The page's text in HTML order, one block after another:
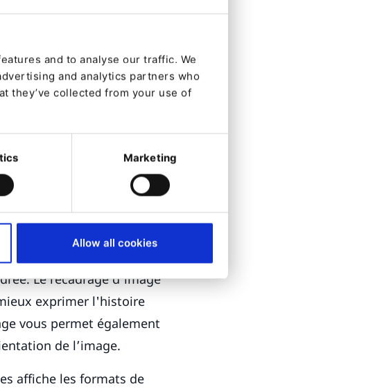
and to analyse our traffic. We
and analytics partners who
they’ve collected from your use of
Marketing
Allow all cookies
un sujet ou
image
».
Le recadrage d'image
exprimer l'histoire
vous permet également
de l’image.
affiche les formats de